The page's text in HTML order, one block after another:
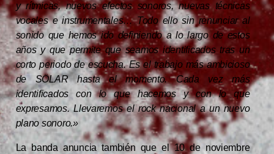
y rítmicas, nuevos efectos sonoros, nuevas técnicas
vocales e instrumentales… Todo ello sin renunciar al
sonido que hemos ido definiendo a lo largo de estos
años y que permite que seamos identificados tras un
corto periodo de escucha. Es el trabajo más ambicioso
de SÖLAR hasta el momento. Cada vez más
identificados con lo que hacemos y con lo que
expresamos. Llevaremos el rock nacional a un nuevo
plano sonoro.»
La banda anuncia también que el 10 de noviembre